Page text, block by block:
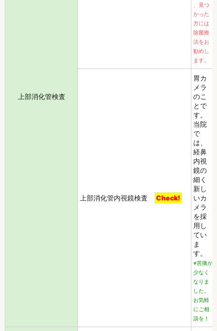
上部消化管検査
、見つ
かった
方には
除菌療
法をお
勧めし
ます。
上部消化管内視鏡検査 Check!
胃カ
メラ
のこ
とで
す。
当院
で
は、
経鼻
内視
鏡の
細く
新し
いカ
メラ
を採
用し
てい
ま
す。
※苦痛が
少なく
なりま
した。
お気軽
にご相
談を！